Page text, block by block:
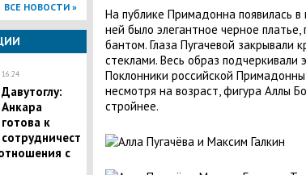
ВСЕ НОВОСТИ »
16:24
Давутоглу:
Анкара
готова к
сотрудничест
с
На публике Примадонна появилась
ней было элегантное черное
бантом. Глаза Пугачевой закрывали
стеклами. Весь образ подчеркивали
Поклонники российской
несмотря на возраст, фигура Аллы
стройнее.